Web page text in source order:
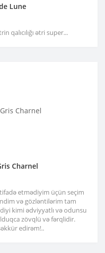
Lune
qalıcılığı ətri super...
Charnel
etmədiyim üçün seçim
və gözləntilərim tam
kimi ədviyyatlı və odunsu
zövqlü və fərqlidir.
edirəm!..